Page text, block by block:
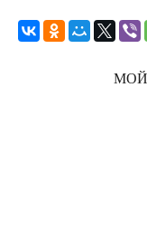
МОЙ